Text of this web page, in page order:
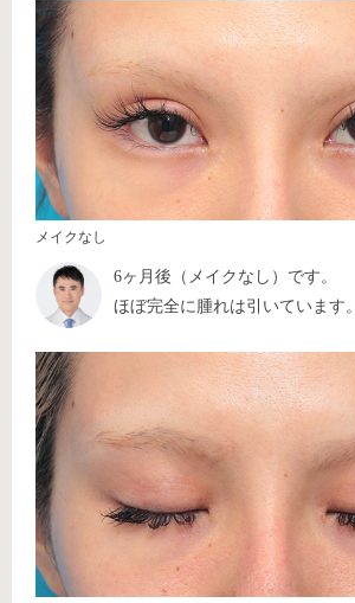
メイクなし
6ヶ月後（メイクなし）です。
ほぼ完全に腫れは引いています。